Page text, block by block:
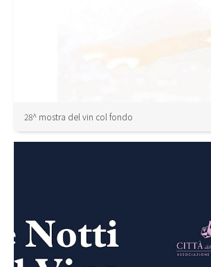
28^ mostra del vin col fondo